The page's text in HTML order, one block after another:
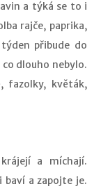
a týká se to i
rajče, paprika,
přibude do
dlouho nebylo.
fazolky, květák,
a míchají.
baví a zapojte je.